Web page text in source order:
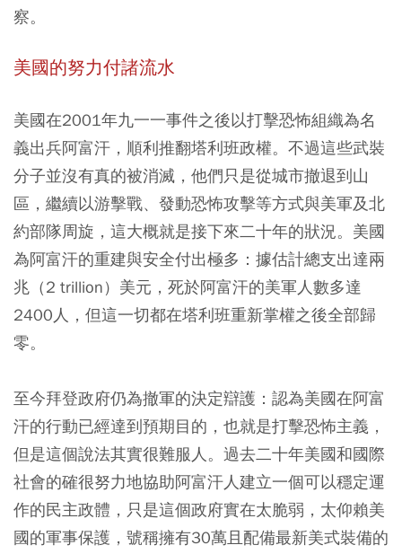
察。
美國的努力付諸流水
美國在2001年九一一事件之後以打擊恐怖組織為名
義出兵阿富汗，順利推翻塔利班政權。不過這些武裝
分子並沒有真的被消滅，他們只是從城市撤退到山
區，繼續以游擊戰、發動恐怖攻擊等方式與美軍及北
約部隊周旋，這大概就是接下來二十年的狀況。美國
為阿富汗的重建與安全付出極多：據估計總支出達兩
兆（2 trillion）美元，死於阿富汗的美軍人數多達
2400人，但這一切都在塔利班重新掌權之後全部歸
零。
至今拜登政府仍為撤軍的決定辯護：認為美國在阿富
汗的行動已經達到預期目的，也就是打擊恐怖主義，
但是這個說法其實很難服人。過去二十年美國和國際
社會的確很努力地協助阿富汗人建立一個可以穩定運
作的民主政體，只是這個政府實在太脆弱，太仰賴美
國的軍事保護，號稱擁有30萬且配備最新美式裝備的